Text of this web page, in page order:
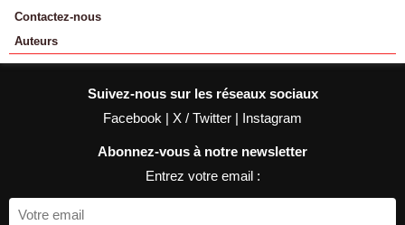
Contactez-nous
Auteurs
Suivez-nous sur les réseaux sociaux
Facebook | X / Twitter | Instagram
Abonnez-vous à notre newsletter
Entrez votre email :